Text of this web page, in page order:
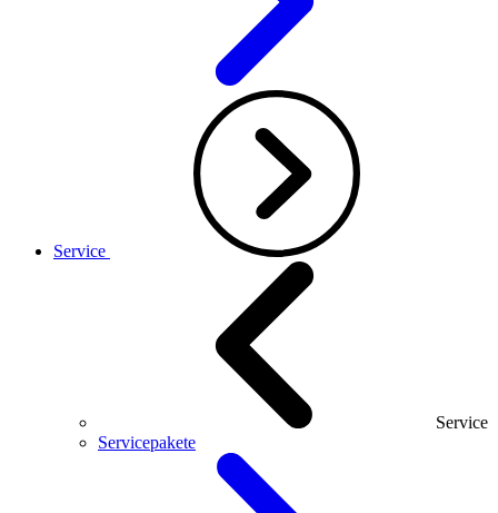
Service
Service
Servicepakete